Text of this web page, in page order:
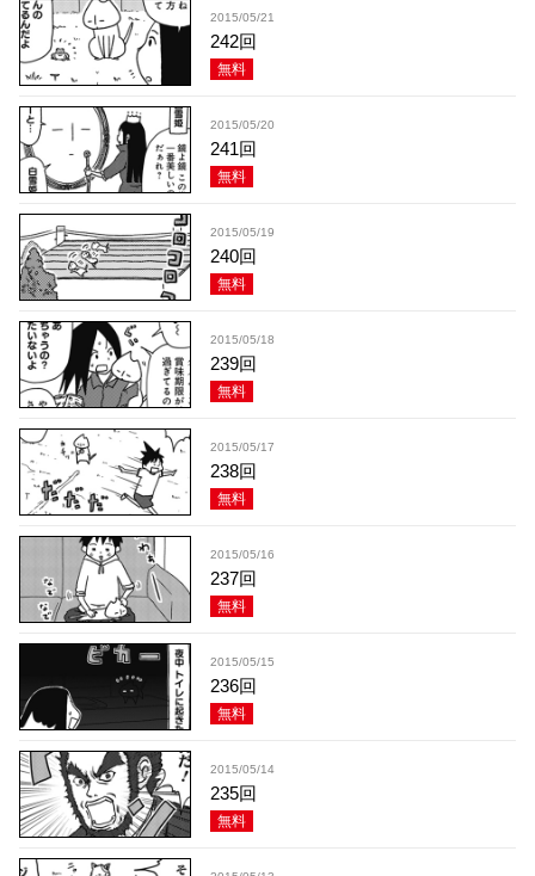
2015/05/21
242回
無料
2015/05/20
241回
無料
2015/05/19
240回
無料
2015/05/18
239回
無料
2015/05/17
238回
無料
2015/05/16
237回
無料
2015/05/15
236回
無料
2015/05/14
235回
無料